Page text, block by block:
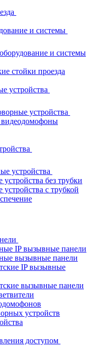
и системы
и системы
стойки проезда
устройства
устройства
устройства
без трубки
с трубкой
IP вызывные панели
вызывные панели
IP вызывные
вызывные панели
устройств
доступом